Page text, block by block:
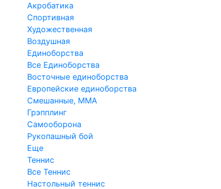
Акробатика
Спортивная
Художественная
Воздушная
Единоборства
Все Единоборства
Восточные единоборства
Европейские единоборства
Смешанные, ММА
Грэпплинг
Самооборона
Рукопашный бой
Еще
Теннис
Все Теннис
Настольный теннис